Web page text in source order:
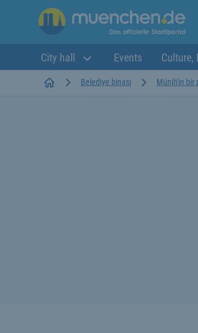
City hall Events Culture,
StartseiteBelediye binası Münih'in bir